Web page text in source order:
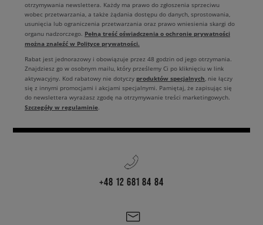
otrzymywania newslettera. Każdy ma prawo do zgłoszenia sprzeciwu
wobec przetwarzania, a także żądania dostępu do danych, sprostowania,
usunięcia lub ograniczenia przetwarzania oraz prawo wniesienia skargi do
organu nadzorczego. Pełną treść oświadczenia o ochronie prywatności
można znaleźć w Polityce prywatności.
Rabat jest jednorazowy i obowiązuje przez 48 godzin od jego otrzymania.
Znajdziesz go w osobnym mailu, który prześlemy Ci po kliknięciu w link
aktywacyjny. Kod rabatowy nie dotyczy produktów specjalnych, nie łączy
się z innymi promocjami i akcjami specjalnymi. Pamiętaj, że zapisując się
do newslettera wyrażasz zgodę na otrzymywanie treści marketingowych.
Szczegóły w regulaminie.
+48 12 681 84 84